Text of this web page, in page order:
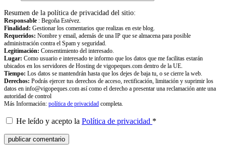
Resumen de la política de privacidad del sitio:
Responsable : Begoña Estévez.
Finalidad: Gestionar los comentarios que realizas en este blog.
Requeridos: Nombre y email, además de una IP que se almacena para posible
administración contra el Spam y seguridad.
Legitimación: Consentimiento del interesado.
Lugar: Como usuario e interesado te informo que los datos que me facilitas estarán
ubicados en los servidores de Hosting de vigopeques.com dentro de la UE.
Tiempo: Los datos se mantendrán hasta que los dejes de baja tu, o se cierre la web.
Derechos: Podrás ejercer tus derechos de acceso, rectificación, limitación y suprimir los
datos en info@vigopeques.com así como el derecho a presentar una reclamación ante una
autoridad de control
Más Información: política de privacidad completa.
He leído y acepto la Política de privacidad *